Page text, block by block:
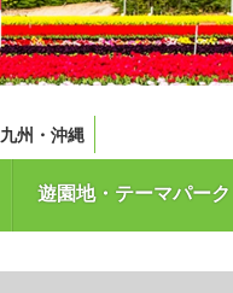
九州・沖縄
遊園地・テーマパーク